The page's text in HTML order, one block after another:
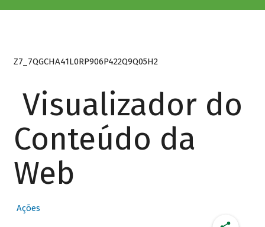
Z7_7QGCHA41L0RP906P422Q9Q05H2
Visualizador do
Conteúdo da
Web
Ações